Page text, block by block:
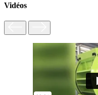
Vidéos